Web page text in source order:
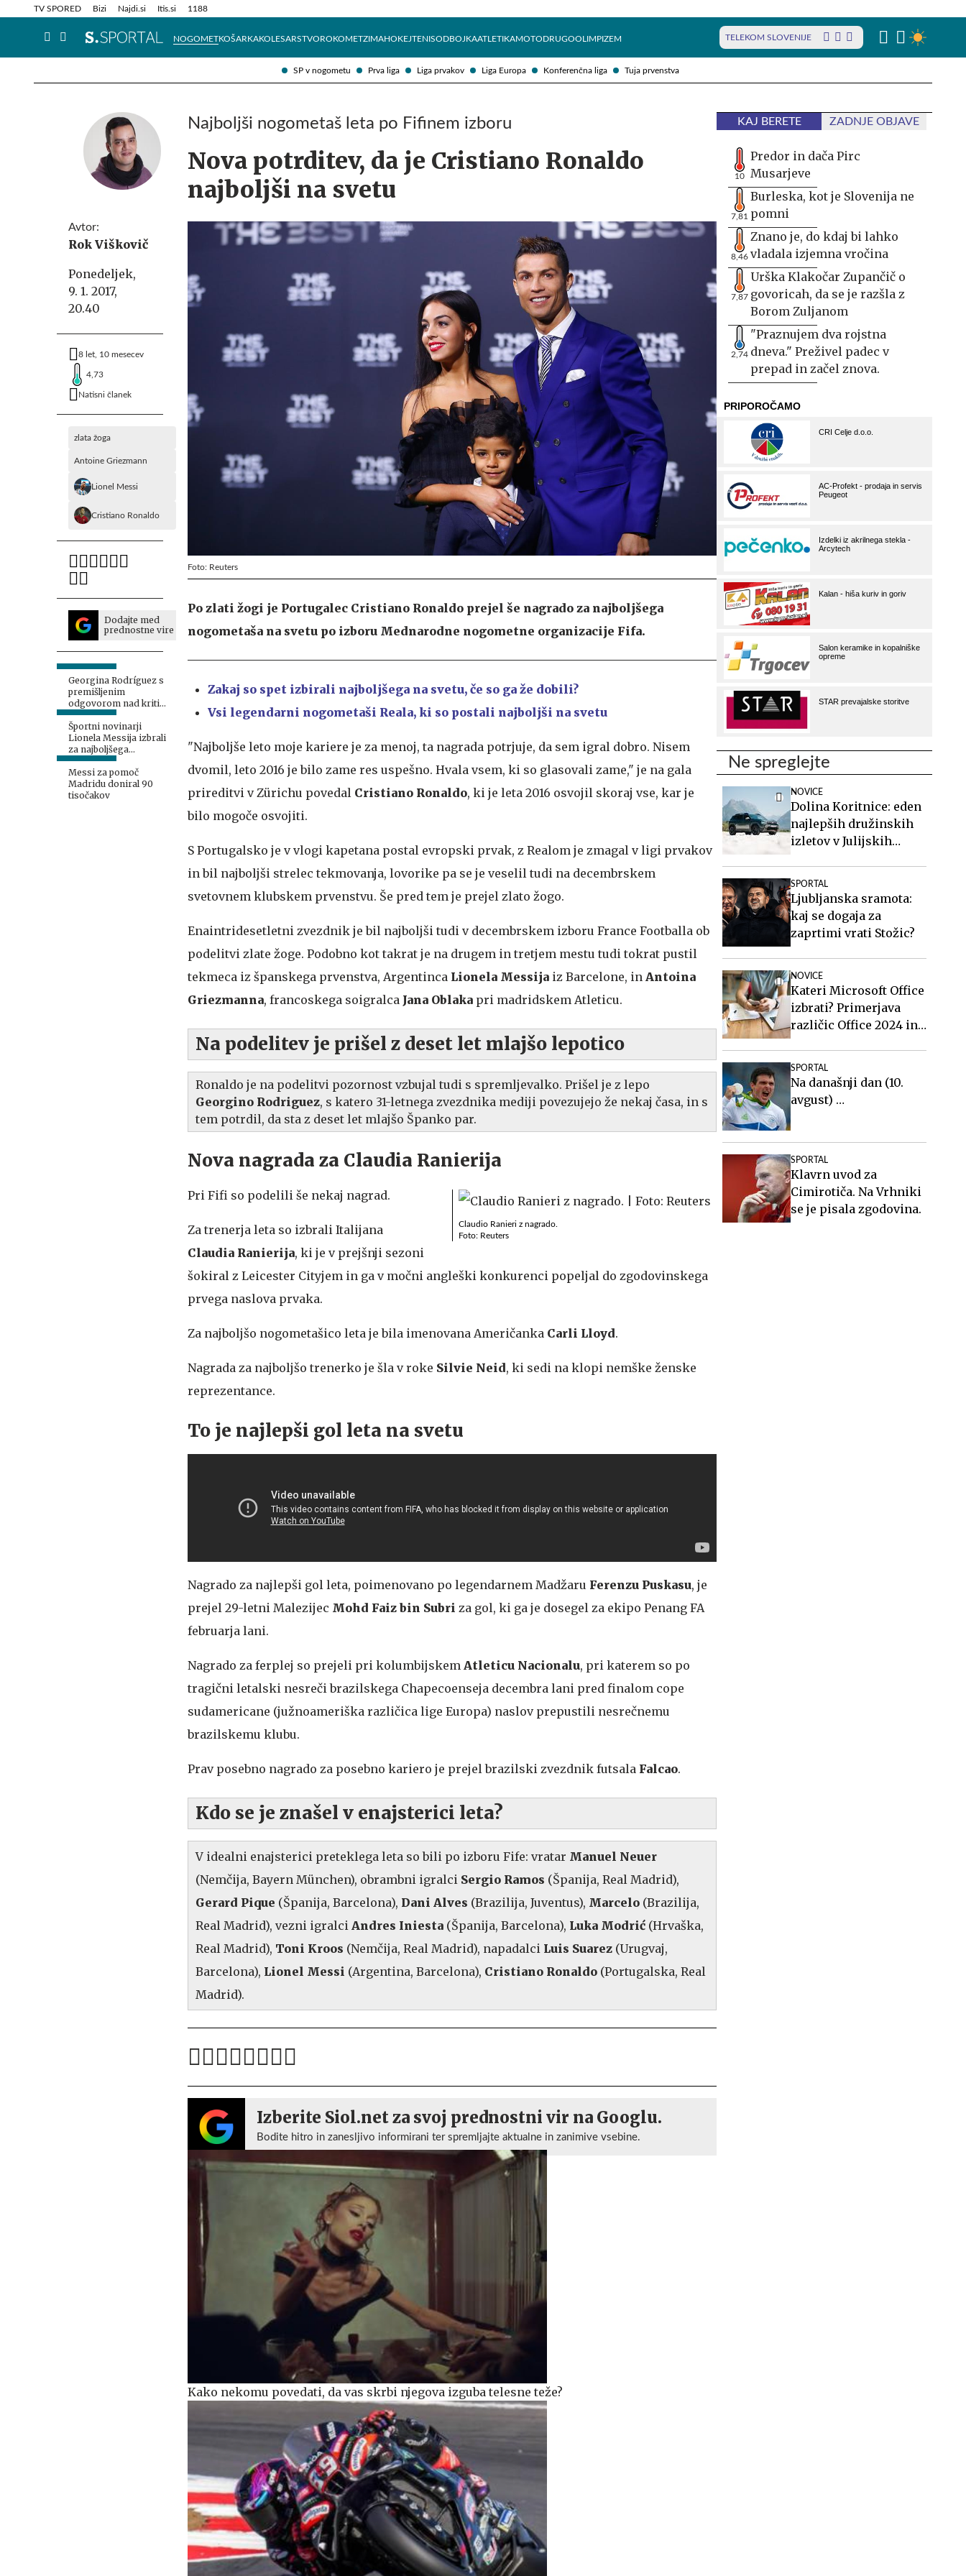
SP v nogometu Prva liga Liga prvakov Liga Europa Konferenčna liga Tuja prvenstva
TV SPORED Bizi Najdi.si Itis.si 1188
NOGOMETKOŠARKAKOLESARSTVOROKOMETZIMAHOKEJTENISODBOJKAATLETIKAMOTODRUGOOLIMPIZEM TELEKOM SLOVENIJE
Info in obvestila Tehnik
Avtor:
Rok Viškovič
Ponedeljek,
9. 1. 2017,
20.40
8 let, 10 mesecev
4,73
Natisni članek
zlata žoga
Antoine Griezmann
Lionel Messi
Cristiano Ronaldo
Dodajte med
prednostne vire
Georgina Rodríguez s
premišljenim
odgovorom nad kritike
njenega telesa
Športni novinarji
Lionela Messija izbrali
za najboljšega
nogometaša SP
Messi za pomoč
Madridu doniral 90
tisočakov
Najboljši nogometaš leta po Fifinem izboru
Nova potrditev, da je Cristiano Ronaldo
najboljši na svetu
Foto: Reuters
Po zlati žogi je Portugalec Cristiano Ronaldo prejel še nagrado za najboljšega
nogometaša na svetu po izboru Mednarodne nogometne organizacije Fifa.
Zakaj so spet izbirali najboljšega na svetu, če so ga že dobili?
Vsi legendarni nogometaši Reala, ki so postali najboljši na svetu
"Najboljše leto moje kariere je za menoj, ta nagrada potrjuje, da sem igral dobro. Nisem
dvomil, leto 2016 je bilo zame res uspešno. Hvala vsem, ki so glasovali zame," je na gala
prireditvi v Zürichu povedal Cristiano Ronaldo, ki je leta 2016 osvojil skoraj vse, kar je
bilo mogoče osvojiti.
S Portugalsko je v vlogi kapetana postal evropski prvak, z Realom je zmagal v ligi prvakov
in bil najboljši strelec tekmovanja, lovorike pa se je veselil tudi na decembrskem
svetovnem klubskem prvenstvu. Še pred tem je prejel zlato žogo.
Enaintridesetletni zvezdnik je bil najboljši tudi v decembrskem izboru France Footballa ob
podelitvi zlate žoge. Podobno kot takrat je na drugem in tretjem mestu tudi tokrat pustil
tekmeca iz španskega prvenstva, Argentinca Lionela Messija iz Barcelone, in Antoina
Griezmanna, francoskega soigralca Jana Oblaka pri madridskem Atleticu.
Na podelitev je prišel z deset let mlajšo lepotico
Ronaldo je na podelitvi pozornost vzbujal tudi s spremljevalko. Prišel je z lepo
Georgino Rodriguez, s katero 31-letnega zvezdnika mediji povezujejo že nekaj časa, in s
tem potrdil, da sta z deset let mlajšo Španko par.
Nova nagrada za Claudia Ranierija
Claudio Ranieri z nagrado.
Foto: Reuters
Pri Fifi so podelili še nekaj nagrad.
Za trenerja leta so izbrali Italijana
Claudia Ranierija, ki je v prejšnji sezoni
šokiral z Leicester Cityjem in ga v močni angleški konkurenci popeljal do zgodovinskega
prvega naslova prvaka.
Za najboljšo nogometašico leta je bila imenovana Američanka Carli Lloyd.
Nagrada za najboljšo trenerko je šla v roke Silvie Neid, ki sedi na klopi nemške ženske
reprezentance.
To je najlepši gol leta na svetu
Nagrado za najlepši gol leta, poimenovano po legendarnem Madžaru Ferenzu Puskasu, je
prejel 29-letni Malezijec Mohd Faiz bin Subri za gol, ki ga je dosegel za ekipo Penang FA
februarja lani.
Nagrado za ferplej so prejeli pri kolumbijskem Atleticu Nacionalu, pri katerem so po
tragični letalski nesreči brazilskega Chapecoenseja decembra lani pred finalom cope
sudamericane (južnoameriška različica lige Europa) naslov prepustili nesrečnemu
brazilskemu klubu.
Prav posebno nagrado za posebno kariero je prejel brazilski zvezdnik futsala Falcao.
Kdo se je znašel v enajsterici leta?
V idealni enajsterici preteklega leta so bili po izboru Fife: vratar Manuel Neuer
(Nemčija, Bayern München), obrambni igralci Sergio Ramos (Španija, Real Madrid),
Gerard Pique (Španija, Barcelona), Dani Alves (Brazilija, Juventus), Marcelo (Brazilija,
Real Madrid), vezni igralci Andres Iniesta (Španija, Barcelona), Luka Modrić (Hrvaška,
Real Madrid), Toni Kroos (Nemčija, Real Madrid), napadalci Luis Suarez (Urugvaj,
Barcelona), Lionel Messi (Argentina, Barcelona), Cristiano Ronaldo (Portugalska, Real
Madrid).
Izberite Siol.net za svoj prednostni vir na Googlu.
Bodite hitro in zanesljivo informirani ter spremljajte aktualne in zanimive vsebine.
Kako nekomu povedati, da vas skrbi njegova izguba telesne teže?
KAJ BERETE ZADNJE OBJAVE
10
Predor in dača Pirc
Musarjeve
7,81
Burleska, kot je Slovenija ne
pomni
8,46
Znano je, do kdaj bi lahko
vladala izjemna vročina
7,87
Urška Klakočar Zupančič o
govoricah, da se je razšla z
Borom Zuljanom
2,74
"Praznujem dva rojstna
dneva." Preživel padec v
prepad in začel znova.
Ne spreglejte
NOVICE
Dolina Koritnice: eden
najlepših družinskih
izletov v Julijskih
SPORTAL
Ljubljanska sramota:
kaj se dogaja za
zaprtimi vrati Stožic?
NOVICE
Kateri Microsoft Office
izbrati? Primerjava
različic Office 2024 in
SPORTAL
Na današnji dan (10.
avgust) …
SPORTAL
Klavrn uvod za
Cimirotiča. Na Vrhniki
se je pisala zgodovina.